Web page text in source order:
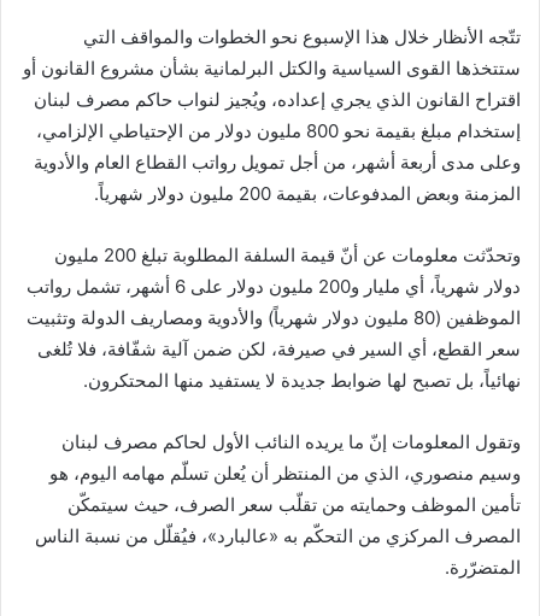
ر
ي
د
ا
إ
ي
ا
تتّجه الأنظار خلال هذا الإسبوع نحو الخطوات والمواقف التي
ستتخذها القوى السياسية والكتل البرلمانية بشأن مشروع القانون أو
اقتراح القانون الذي يجري إعداده، ويُجيز لنواب حاكم مصرف لبنان
إستخدام مبلغ بقيمة نحو 800 مليون دولار من الإحتياطي الإلزامي،
وعلى مدى أربعة أشهر، من أجل تمويل رواتب القطاع العام والأدوية
المزمنة وبعض المدفوعات، بقيمة 200 مليون دولار شهرياً.
وتحدّثت معلومات عن أنّ قيمة السلفة المطلوبة تبلغ 200 مليون
دولار شهرياً، أي مليار و200 مليون دولار على 6 أشهر، تشمل رواتب
الموظفين (80 مليون دولار شهرياً) والأدوية ومصاريف الدولة وتثبيت
سعر القطع، أي السير في صيرفة، لكن ضمن آلية شفّافة، فلا تُلغى
نهائياً، بل تصبح لها ضوابط جديدة لا يستفيد منها المحتكرون.
وتقول المعلومات إنّ ما يريده النائب الأول لحاكم مصرف لبنان
وسيم منصوري، الذي من المنتظر أن يُعلن تسلّم مهامه اليوم، هو
تأمين الموظف وحمايته من تقلّب سعر الصرف، حيث سيتمكّن
المصرف المركزي من التحكّم به «عالبارد»، فيُقلّل من نسبة الناس
المتضرّرة.